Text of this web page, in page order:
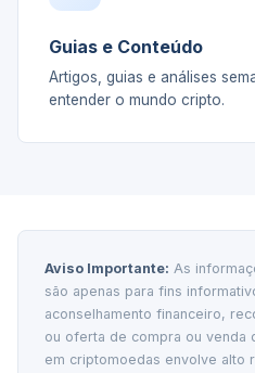
Guias e Conteúdo
Artigos, guias e análises
entender o mundo cripto.
Aviso Importante: As
são apenas para fins
aconselhamento financeiro,
ou oferta de compra ou venda
em criptomoedas envolve alto